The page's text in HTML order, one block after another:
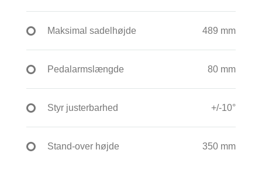
Maksimal sadelhøjde 489 mm
Pedalarmslængde 80 mm
Styr justerbarhed +/-10°
Stand-over højde 350 mm